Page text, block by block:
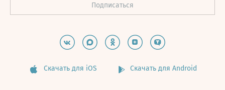
Скачать для iOS Скачать для Android